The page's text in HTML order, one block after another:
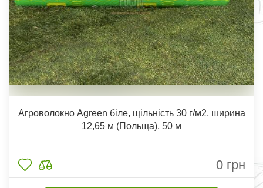
Агроволокно Agreen біле, щільність 30 г/м2, ширина
12,65 м (Польща), 50 м
0 грн